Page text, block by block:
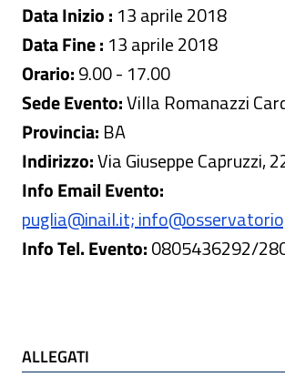
Data Inizio : 13 aprile 2018
Data Fine : 13 aprile 2018
Orario:9.00 - 17.00
Sede Evento:Villa Romanazzi
Provincia: BA
Indirizzo:Via Giuseppe Capruzzi,
Info Email Evento:
puglia@inail.it;
Info Tel. Evento:0805436292/
ALLEGATI
ALLEGATI